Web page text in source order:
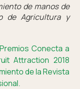
de manos de
de Agricultura y
Conecta a
Attraction 2018
de la Revista